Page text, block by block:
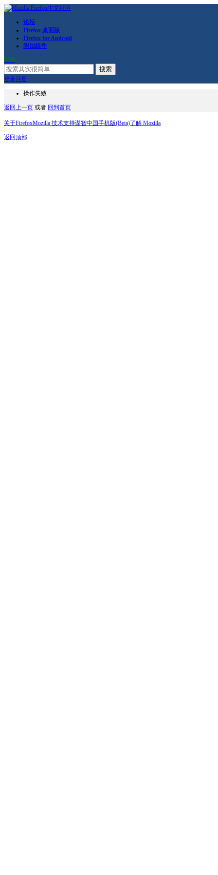
论坛
Firefox 桌面版
Firefox for Android
附加组件
RSS
搜索
登录注册
操作失败
返回上一页 或者 回到首页
关于FirefoxMozilla 技术支持谋智中国手机版(Beta)了解 Mozilla
返回顶部